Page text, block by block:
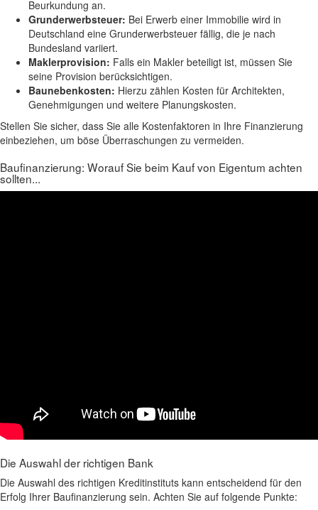
Beurkundung an.
Grunderwerbsteuer: Bei Erwerb einer Immobilie wird in
Deutschland eine Grunderwerbsteuer fällig, die je nach
Bundesland variiert.
Maklerprovision: Falls ein Makler beteiligt ist, müssen Sie
seine Provision berücksichtigen.
Baunebenkosten: Hierzu zählen Kosten für Architekten,
Genehmigungen und weitere Planungskosten.
Stellen Sie sicher, dass Sie alle Kostenfaktoren in Ihre Finanzierung
einbeziehen, um böse Überraschungen zu vermeiden.
Baufinanzierung: Worauf Sie beim Kauf von Eigentum achten
sollten...
Die Auswahl der richtigen Bank
Die Auswahl des richtigen Kreditinstituts kann entscheidend für den
Erfolg Ihrer Baufinanzierung sein. Achten Sie auf folgende Punkte: